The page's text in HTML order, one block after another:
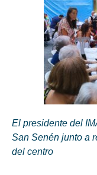
El presidente del
San Senén junto a
del centro